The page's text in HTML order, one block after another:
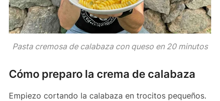
Pasta cremosa de calabaza con queso en 20 minutos
Cómo preparo la crema de calabaza
Empiezo cortando la calabaza en trocitos pequeños.